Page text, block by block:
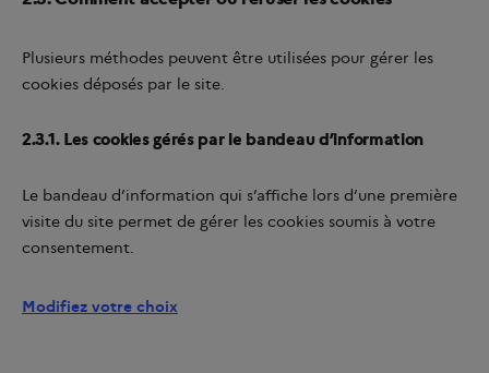
Plusieurs méthodes peuvent être utilisées pour gérer les
cookies déposés par le site.
2.3.1. Les cookies gérés par le bandeau d’information
Le bandeau d’information qui s’affiche lors d’une première
visite du site permet de gérer les cookies soumis à votre
consentement.
Modifiez votre choix